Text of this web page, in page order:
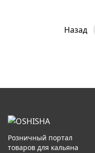
Назад
Розничный портал
товаров для кальяна